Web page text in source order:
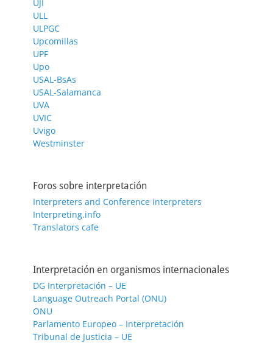
UJI
ULL
ULPGC
Upcomillas
UPF
Upo
USAL-BsAs
USAL-Salamanca
UVA
UVIC
Uvigo
Westminster
Foros sobre interpretación
Interpreters and Conference interpreters
Interpreting.info
Translators cafe
Interpretación en organismos internacionales
DG Interpretación – UE
Language Outreach Portal (ONU)
ONU
Parlamento Europeo – Interpretación
Tribunal de Justicia – UE